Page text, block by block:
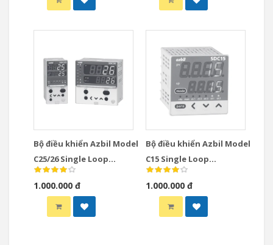
Bộ điều khiển Azbil Model
C25/26 Single Loop
Controllers
1.000.000 đ
Bộ điều khiển Azbil Model
C15 Single Loop
Controllers
1.000.000 đ